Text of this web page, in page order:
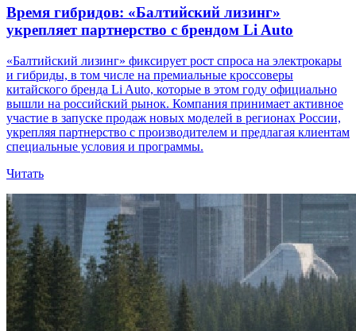
Время гибридов: «Балтийский лизинг»
укрепляет партнерство с брендом Li Auto
«Балтийский лизинг» фиксирует рост спроса на электрокары
и гибриды, в том числе на премиальные кроссоверы
китайского бренда Li Auto, которые в этом году официально
вышли на российский рынок. Компания принимает активное
участие в запуске продаж новых моделей в регионах России,
укрепляя партнерство с производителем и предлагая клиентам
специальные условия и программы.
Читать